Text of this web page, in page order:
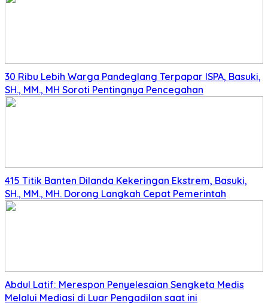
30 Ribu Lebih Warga Pandeglang Terpapar ISPA, Basuki,
SH., MM., MH Soroti Pentingnya Pencegahan
415 Titik Banten Dilanda Kekeringan Ekstrem, Basuki,
SH., MM., MH. Dorong Langkah Cepat Pemerintah
Abdul Latif: Merespon Penyelesaian Sengketa Medis
Melalui Mediasi di Luar Pengadilan saat ini